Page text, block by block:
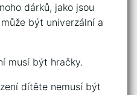
dárků, jako jsou
být univerzální a
musí být hračky.
dítěte nemusí být